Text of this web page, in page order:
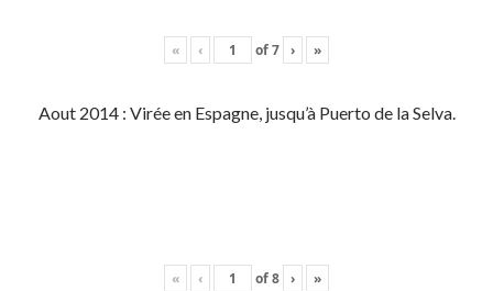
« ‹ of7 › »
Aout 2014 : Virée en Espagne, jusqu’à Puerto de la Selva.
« ‹ of8 › »